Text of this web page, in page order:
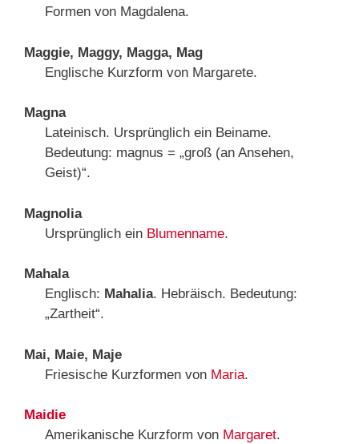
Formen von Magdalena.
Maggie, Maggy, Magga, Mag
Englische Kurzform von Margarete.
Magna
Lateinisch. Ursprünglich ein Beiname.
Bedeutung: magnus = „groß (an Ansehen,
Geist)“.
Magnolia
Ursprünglich ein Blumenname.
Mahala
Englisch: Mahalia. Hebräisch. Bedeutung:
„Zartheit“.
Mai, Maie, Maje
Friesische Kurzformen von Maria.
Maidie
Amerikanische Kurzform von Margaret.